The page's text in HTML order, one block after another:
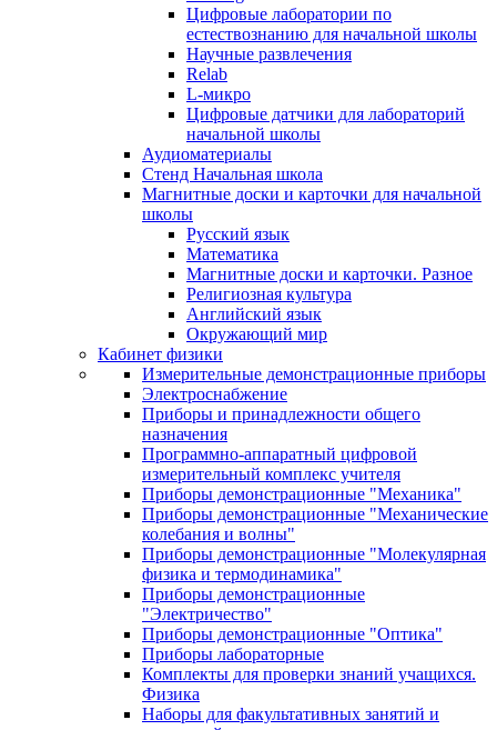
Цифровые лаборатории по
естествознанию для начальной школы
Научные развлечения
Relab
L-микро
Цифровые датчики для лабораторий
начальной школы
Аудиоматериалы
Стенд Начальная школа
Магнитные доски и карточки для начальной
школы
Русский язык
Математика
Магнитные доски и карточки. Разное
Религиозная культура
Английский язык
Окружающий мир
Кабинет физики
Измерительные демонстрационные приборы
Электроснабжение
Приборы и принадлежности общего
назначения
Программно-аппаратный цифровой
измерительный комплекс учителя
Приборы демонстрационные "Механика"
Приборы демонстрационные "Механические
колебания и волны"
Приборы демонстрационные "Молекулярная
физика и термодинамика"
Приборы демонстрационные
"Электричество"
Приборы демонстрационные "Оптика"
Приборы лабораторные
Комплекты для проверки знаний учащихся.
Физика
Наборы для факультативных занятий и